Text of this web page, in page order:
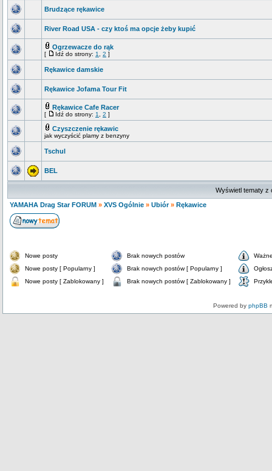
Brudzące rękawice
River Road USA - czy ktoś ma opcje żeby kupić
Ogrzewacze do rąk
[ Idź do strony: 1 2 ]
Rękawice damskie
Rękawice Jofama Tour Fit
Rękawice Cafe Racer
[ Idź do strony: 1 2 ]
Czyszczenie rękawic
jak wyczyścić plamy z benzyny
Tschul
BEL
Wyświetl tematy z
YAMAHA Drag Star FORUM » XVS Ogólnie » Ubiór» Rękawice
Nowe posty Brak nowych postów
Nowe posty [ Popularny ]
Brak nowych postów [ Popularny ]
Nowe posty [ Zablokowany ]
Brak nowych postów [ Zablokowany ]
Powered by phpBB